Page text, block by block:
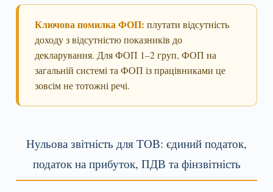
Ключова помилка ФОП: плутати відсутність
доходу з відсутністю показників до
декларування. Для ФОП 1–2 груп, ФОП на
загальній системі та ФОП із працівниками це
зовсім не тотожні речі.
Нульова звітність для ТОВ: єдиний податок,
податок на прибуток, ПДВ та фінзвітність